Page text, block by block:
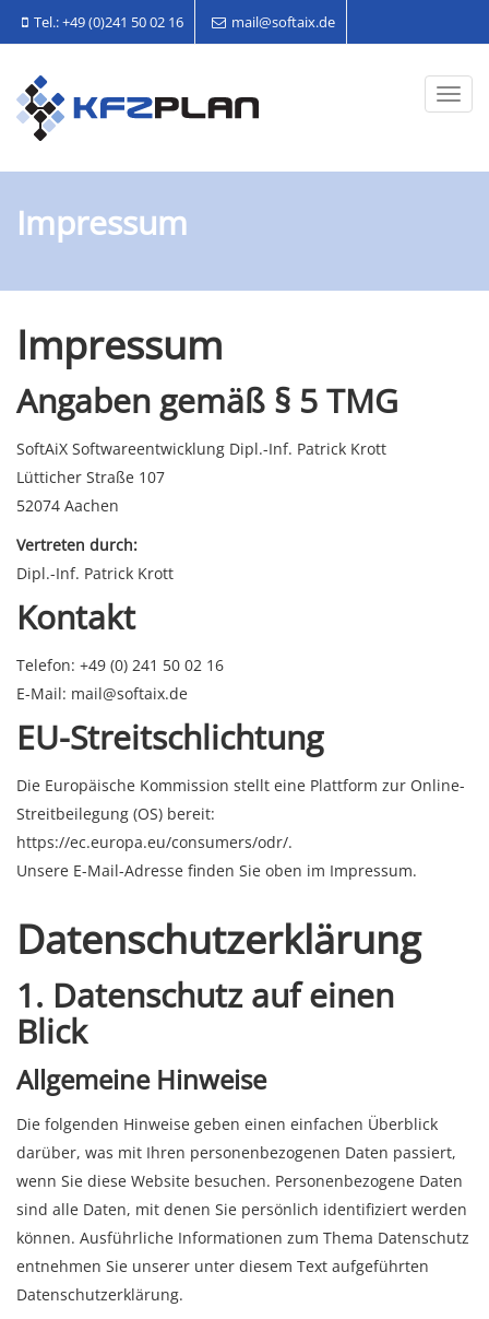
Tel.: +49 (0)241 50 02 16 mail@softaix.de
Impressum
Impressum
Angaben gemäß § 5 TMG
SoftAiX Softwareentwicklung Dipl.-Inf. Patrick Krott
Lütticher Straße 107
52074 Aachen
Vertreten durch:
Dipl.-Inf. Patrick Krott
Kontakt
Telefon: +49 (0) 241 50 02 16
E-Mail: mail@softaix.de
EU-Streitschlichtung
Die Europäische Kommission stellt eine Plattform zur Online-
Streitbeilegung (OS) bereit:
https://ec.europa.eu/consumers/odr/.
Unsere E-Mail-Adresse finden Sie oben im Impressum.
Datenschutz­erklärung
1. Datenschutz auf einen
Blick
Allgemeine Hinweise
Die folgenden Hinweise geben einen einfachen Überblick
darüber, was mit Ihren personenbezogenen Daten passiert,
wenn Sie diese Website besuchen. Personenbezogene Daten
sind alle Daten, mit denen Sie persönlich identifiziert werden
können. Ausführliche Informationen zum Thema Datenschutz
entnehmen Sie unserer unter diesem Text aufgeführten
Datenschutzerklärung.